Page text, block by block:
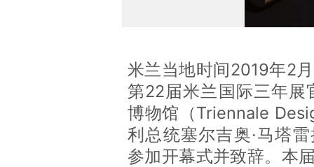
米兰当地时间2019年2
第22届米兰国际三年展
博物馆（Triennale
利总统塞尔吉奥·马塔
参加开幕式并致辞。本